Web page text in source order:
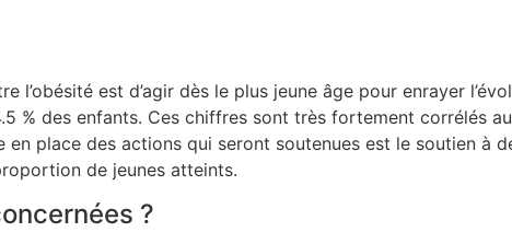
l’obésité est d’agir dès le plus jeune âge pour enrayer
% des enfants. Ces chiffres sont très fortement corrélés
en place des actions qui seront soutenues est le soutien à
de jeunes atteints.
?